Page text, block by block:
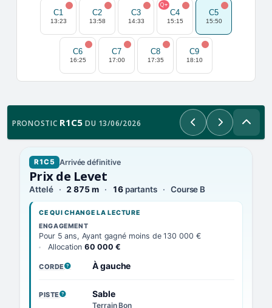
C1
13:23
C2
13:58
C3
14:33
C4
15:15
Q+
C5
15:50
C6
16:25
C7
17:00
C8
17:35
C9
18:10
PRONOSTIC R1C5 DU 13/06/2026 PrécédentSuivant
R1C5 Arrivée définitive
Prix de Levet
Attelé 2 875 m 16partants Course B
CE QUI CHANGE LA LECTURE
ENGAGEMENT
Pour 5 ans, Ayant gagné moins de 130 000 €
Allocation60 000 €
CORDE
, VOIR LA DÉFINITION
À gauche
PISTE
, VOIR LA DÉFINITION
Sable
Terrain Bon